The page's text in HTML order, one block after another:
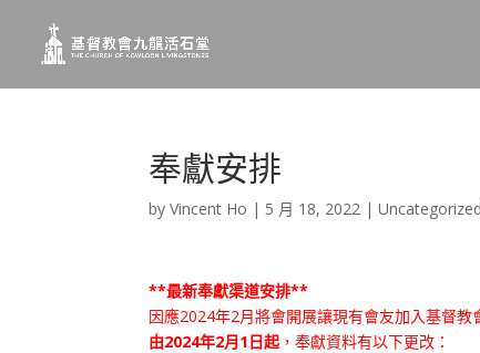
奉獻安排
byVincent Ho | 5 月 18, 2022 |Uncategorized
**最新奉獻渠道安排**
因應2024年2月將會開展讓現有會友加入基督
由2024年2月1日起，奉獻資料有以下更改：